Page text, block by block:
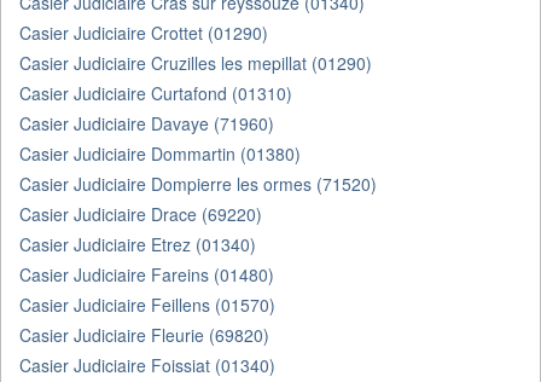
Casier Judiciaire Crottet (01290)
Casier Judiciaire Cruzilles les mepillat (01290)
Casier Judiciaire Curtafond (01310)
Casier Judiciaire Davaye (71960)
Casier Judiciaire Dommartin (01380)
Casier Judiciaire Dompierre les ormes (71520)
Casier Judiciaire Drace (69220)
Casier Judiciaire Etrez (01340)
Casier Judiciaire Fareins (01480)
Casier Judiciaire Feillens (01570)
Casier Judiciaire Fleurie (69820)
Casier Judiciaire Foissiat (01340)